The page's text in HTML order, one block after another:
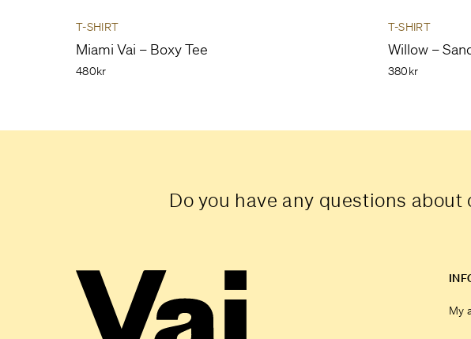
T-SHIRT
Miami Vai – Boxy Tee
480kr
T-SHIRT
Willow –
380kr
Do you have any questions
My